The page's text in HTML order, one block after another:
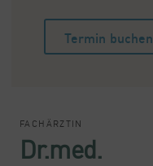
Termin buchen
FACHÄRZTIN
Dr.med.